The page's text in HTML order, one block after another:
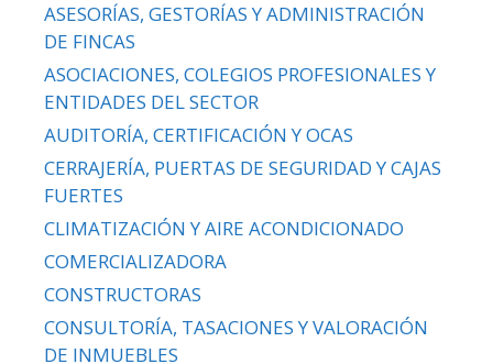
ASESORÍAS, GESTORÍAS Y ADMINISTRACIÓN
DE FINCAS
ASOCIACIONES, COLEGIOS PROFESIONALES Y
ENTIDADES DEL SECTOR
AUDITORÍA, CERTIFICACIÓN Y OCAS
CERRAJERÍA, PUERTAS DE SEGURIDAD Y CAJAS
FUERTES
CLIMATIZACIÓN Y AIRE ACONDICIONADO
COMERCIALIZADORA
CONSTRUCTORAS
CONSULTORÍA, TASACIONES Y VALORACIÓN
DE INMUEBLES